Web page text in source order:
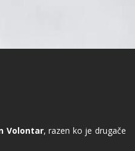
Volontar, razen ko je drugače